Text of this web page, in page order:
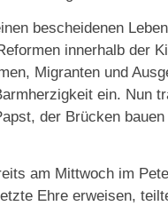
bescheidenen
innerhalb der
Migranten und
ein. Nun
der Brücken
am Mittwoch im
Ehre erweisen,